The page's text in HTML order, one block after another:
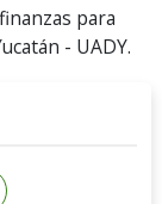
para
- UADY.